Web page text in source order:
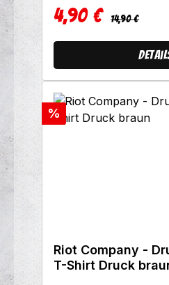
Verkaufspreis:
4,90 € Regulärer
14,90 €
Rabatt
%
Riot Company -
T-Shirt Druck